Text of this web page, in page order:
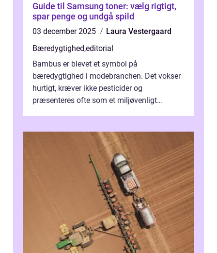
Guide til Samsung toner: vælg rigtigt,
spar penge og undgå spild
03 december 2025
Laura Vestergaard
Bæredygtighed,editorial
Bambus er blevet et symbol på
bæredygtighed i modebranchen. Det vokser
hurtigt, kræver ikke pesticider og
præsenteres ofte som et miljøvenligt